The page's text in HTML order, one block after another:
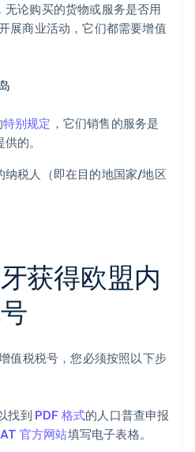
论购买的货物或服务是否用
展商业活动，它们都需要增值
特别规定 ，它们销售的服务是
供的。
纳税人（即在目的地国家/地区
获得欧盟内
值税税号，您必须按照以下步
找到 PDF 格式的人口普查申报
官方网站填写电子表格。